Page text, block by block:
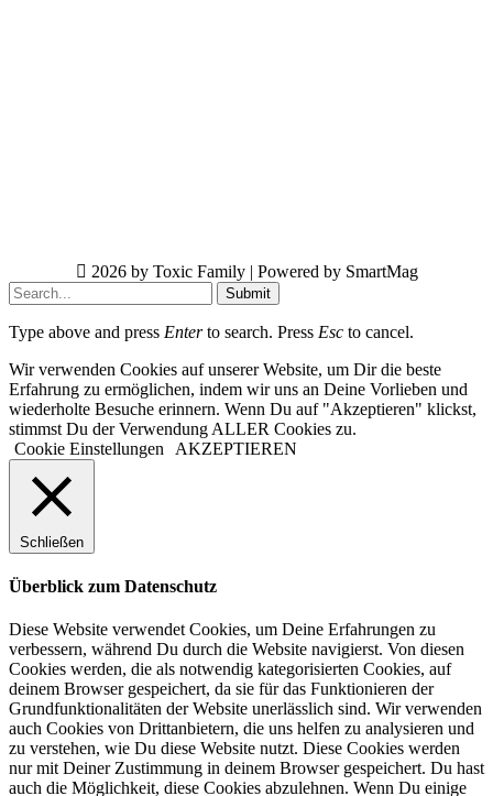
2026 by Toxic Family | Powered by SmartMag
Submit
Type above and press Enterto search. Press Esc to cancel.
Wir verwenden Cookies auf unserer Website, um Dir die beste
Erfahrung zu ermöglichen, indem wir uns an Deine Vorlieben und
wiederholte Besuche erinnern. Wenn Du auf "Akzeptieren" klickst,
stimmst Du der Verwendung ALLER Cookies zu.
Cookie Einstellungen
AKZEPTIEREN
Schließen
Überblick zum Datenschutz
Diese Website verwendet Cookies, um Deine Erfahrungen zu
verbessern, während Du durch die Website navigierst. Von diesen
Cookies werden, die als notwendig kategorisierten Cookies, auf
deinem Browser gespeichert, da sie für das Funktionieren der
Grundfunktionalitäten der Website unerlässlich sind. Wir verwenden
auch Cookies von Drittanbietern, die uns helfen zu analysieren und
zu verstehen, wie Du diese Website nutzt. Diese Cookies werden
nur mit Deiner Zustimmung in deinem Browser gespeichert. Du hast
auch die Möglichkeit, diese Cookies abzulehnen. Wenn Du einige